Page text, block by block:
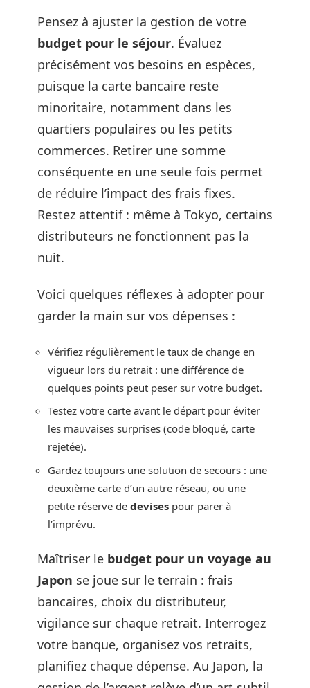
Pensez à ajuster la gestion de votre
budget pour le séjour. Évaluez
précisément vos besoins en espèces,
puisque la carte bancaire reste
minoritaire, notamment dans les
quartiers populaires ou les petits
commerces. Retirer une somme
conséquente en une seule fois permet
de réduire l’impact des frais fixes.
Restez attentif : même à Tokyo, certains
distributeurs ne fonctionnent pas la
nuit.
Voici quelques réflexes à adopter pour
garder la main sur vos dépenses :
Vérifiez régulièrement le taux de change en
vigueur lors du retrait : une différence de
quelques points peut peser sur votre budget.
Testez votre carte avant le départ pour éviter
les mauvaises surprises (code bloqué, carte
rejetée).
Gardez toujours une solution de secours : une
deuxième carte d’un autre réseau, ou une
petite réserve de devises pour parer à
l’imprévu.
Maîtriser le budget pour un voyage au
Japon se joue sur le terrain : frais
bancaires, choix du distributeur,
vigilance sur chaque retrait. Interrogez
votre banque, organisez vos retraits,
planifiez chaque dépense. Au Japon, la